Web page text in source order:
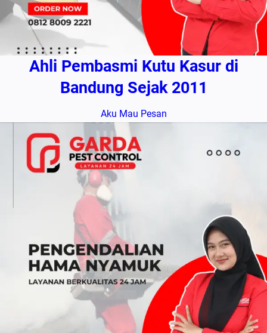
Ahli Pembasmi Kutu Kasur di
Bandung Sejak 2011
Aku Mau Pesan